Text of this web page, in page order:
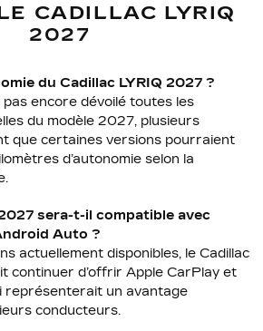
CADILLAC LYRIQ
2027
du Cadillac LYRIQ 2027 ?
pas encore dévoilé toutes les
du modèle 2027, plusieurs
que certaines versions pourraient
d’autonomie selon la
sera-t-il compatible avec
Auto ?
actuellement disponibles, le Cadillac
continuer d’offrir Apple CarPlay et
représenterait un avantage
conducteurs.